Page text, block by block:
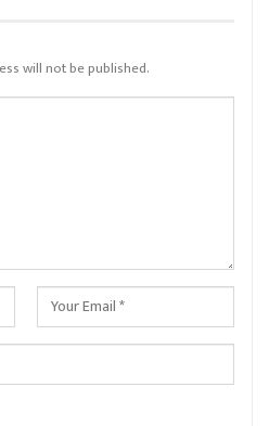
will not be published.